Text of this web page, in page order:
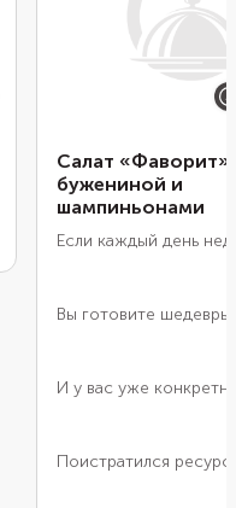
Салат «Фаворит»
бужениной и
шампиньонами
Если каждый день
Вы готовите шедевры
И у вас уже
Поистратился